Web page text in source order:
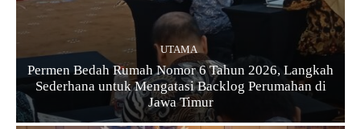
UTAMA
Permen Bedah Rumah Nomor 6 Tahun 2026, Langkah
Sederhana untuk Mengatasi Backlog Perumahan di
Jawa Timur